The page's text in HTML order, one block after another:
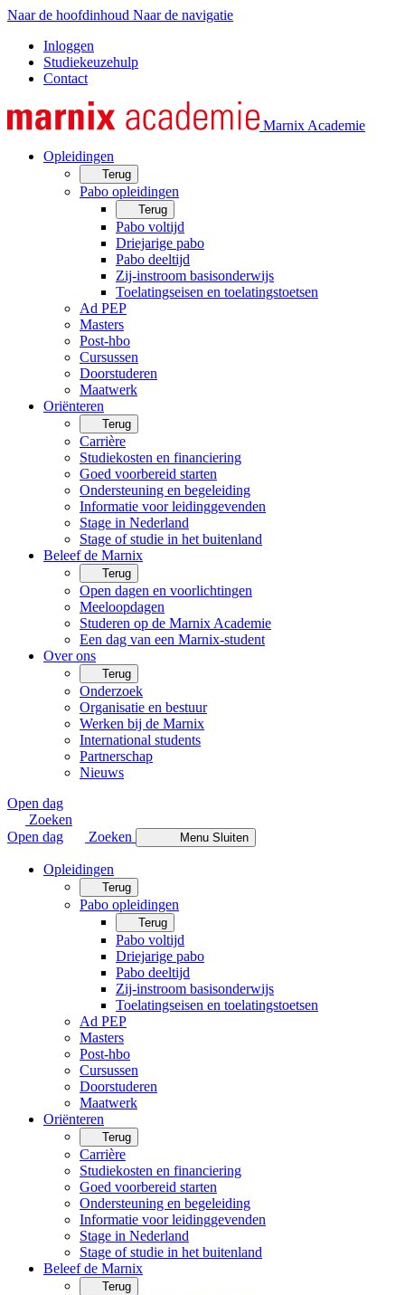
Naar de hoofdinhoud Naar de navigatie
Inloggen
Studiekeuzehulp
Contact
Marnix Academie
Opleidingen
Terug
Pabo opleidingen
Terug
Pabo voltijd
Driejarige pabo
Pabo deeltijd
Zij-instroom basisonderwijs
Toelatingseisen en toelatingstoetsen
Ad PEP
Masters
Post-hbo
Cursussen
Doorstuderen
Maatwerk
Oriënteren
Terug
Carrière
Studiekosten en financiering
Goed voorbereid starten
Ondersteuning en begeleiding
Informatie voor leidinggevenden
Stage in Nederland
Stage of studie in het buitenland
Beleef de Marnix
Terug
Open dagen en voorlichtingen
Meeloopdagen
Studeren op de Marnix Academie
Een dag van een Marnix-student
Over ons
Terug
Onderzoek
Organisatie en bestuur
Werken bij de Marnix
International students
Partnerschap
Nieuws
Open dag
Zoeken
Open dag
Zoeken Menu Sluiten
Opleidingen
Terug
Pabo opleidingen
Terug
Pabo voltijd
Driejarige pabo
Pabo deeltijd
Zij-instroom basisonderwijs
Toelatingseisen en toelatingstoetsen
Ad PEP
Masters
Post-hbo
Cursussen
Doorstuderen
Maatwerk
Oriënteren
Terug
Carrière
Studiekosten en financiering
Goed voorbereid starten
Ondersteuning en begeleiding
Informatie voor leidinggevenden
Stage in Nederland
Stage of studie in het buitenland
Beleef de Marnix
Terug